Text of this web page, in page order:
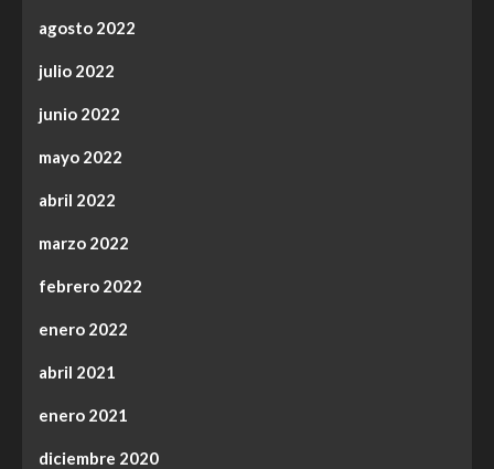
agosto 2022
julio 2022
junio 2022
mayo 2022
abril 2022
marzo 2022
febrero 2022
enero 2022
abril 2021
enero 2021
diciembre 2020